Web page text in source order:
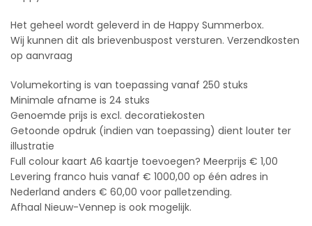
Het geheel wordt geleverd in de Happy Summerbox.
Wij kunnen dit als brievenbuspost versturen. Verzendkosten
op aanvraag
Volumekorting is van toepassing vanaf 250 stuks
Minimale afname is 24 stuks
Genoemde prijs is excl. decoratiekosten
Getoonde opdruk (indien van toepassing) dient louter ter
illustratie
Full colour kaart A6 kaartje toevoegen? Meerprijs € 1,00
Levering franco huis vanaf € 1000,00 op één adres in
Nederland anders € 60,00 voor palletzending.
Afhaal Nieuw-Vennep is ook mogelijk.